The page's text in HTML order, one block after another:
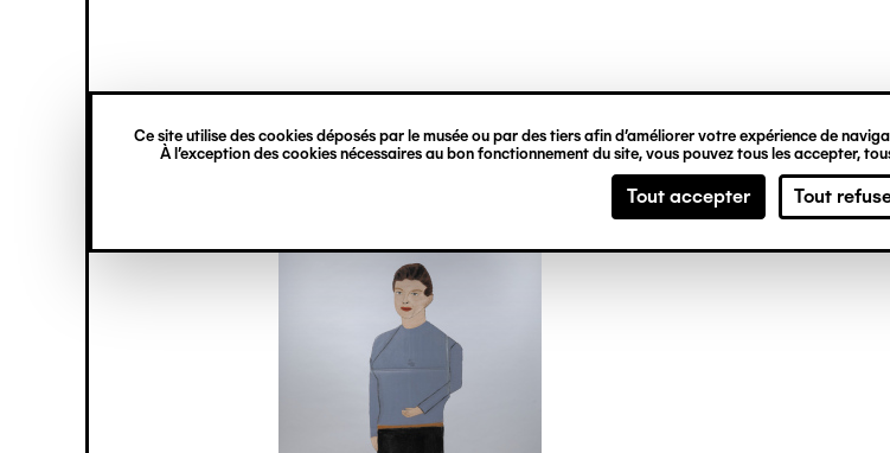
Ce site utilise des cookies déposés par le musée ou par des tiers afin d’améliorer votre expérience de
À l’exception des cookies nécessaires au bon fonctionnement du site, vous pouvez tous les accepter,
Tout accepter Tout
principal
verticale